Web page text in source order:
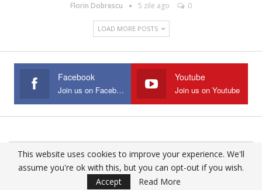
Florin Dobrescu 5 zile ago 0
LOAD MORE POSTS
Facebook
Join us on Facebook
Youtube
Join us on Youtube
© 2025 - All Rights Reserved.
Website Design:
Buciumul
This website uses cookies to improve your experience. We'll
assume you're ok with this, but you can opt-out if you wish.
Accept
Read More